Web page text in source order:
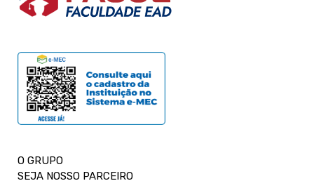
O GRUPO
SEJA NOSSO PARCEIRO